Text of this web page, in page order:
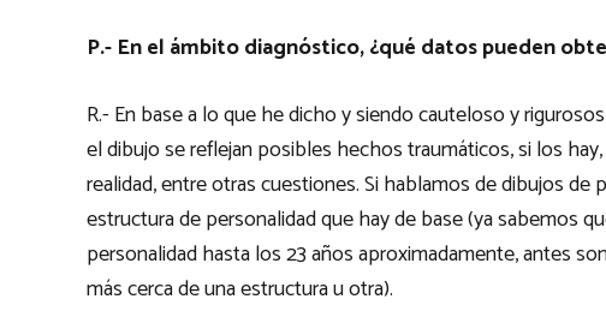
P.- En el ámbito diagnóstico, ¿qué datos pueden
R.- En base a lo que he dicho y siendo cauteloso y
el dibujo se reflejan posibles hechos traumáticos, si los
realidad, entre otras cuestiones. Si hablamos de dibujos de
estructura de personalidad que hay de base (ya sabemos
personalidad hasta los 23 años aproximadamente, antes
más cerca de una estructura u otra).